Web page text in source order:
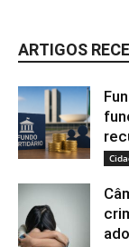
ARTIGOS